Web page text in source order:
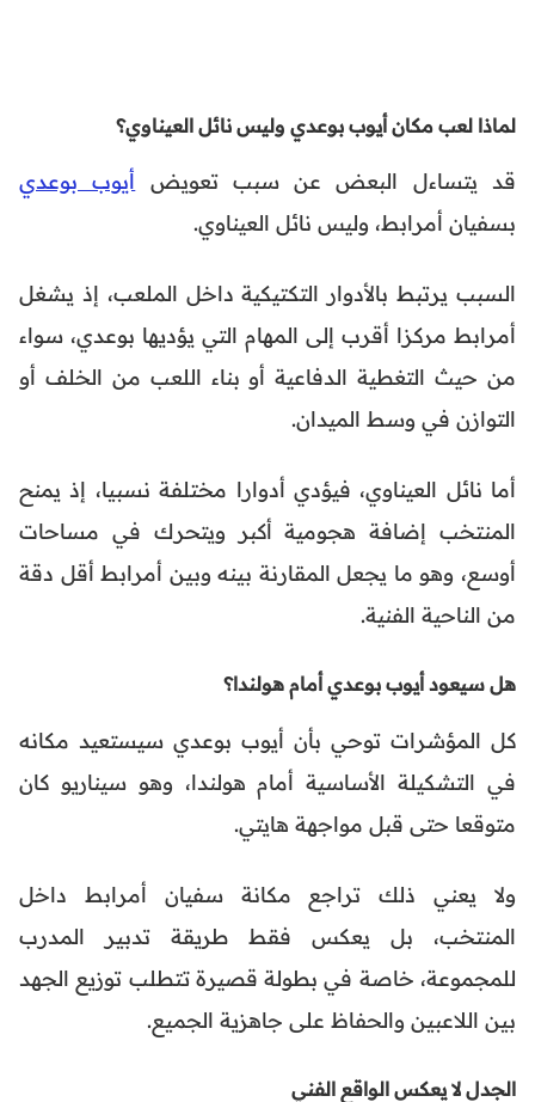
لماذا لعب مكان أيوب بوعدي وليس نائل العيناوي؟
قد يتساءل البعض عن سبب تعويض أيوب بوعدي
بسفيان أمرابط، وليس نائل العيناوي.
السبب يرتبط بالأدوار التكتيكية داخل الملعب، إذ يشغل
أمرابط مركزا أقرب إلى المهام التي يؤديها بوعدي، سواء
من حيث التغطية الدفاعية أو بناء اللعب من الخلف أو
التوازن في وسط الميدان.
أما نائل العيناوي، فيؤدي أدوارا مختلفة نسبيا، إذ يمنح
المنتخب إضافة هجومية أكبر ويتحرك في مساحات
أوسع، وهو ما يجعل المقارنة بينه وبين أمرابط أقل دقة
من الناحية الفنية.
هل سيعود أيوب بوعدي أمام هولندا؟
كل المؤشرات توحي بأن أيوب بوعدي سيستعيد مكانه
في التشكيلة الأساسية أمام هولندا، وهو سيناريو كان
متوقعا حتى قبل مواجهة هايتي.
ولا يعني ذلك تراجع مكانة سفيان أمرابط داخل
المنتخب، بل يعكس فقط طريقة تدبير المدرب
للمجموعة، خاصة في بطولة قصيرة تتطلب توزيع الجهد
بين اللاعبين والحفاظ على جاهزية الجميع.
الجدل لا يعكس الواقع الفني